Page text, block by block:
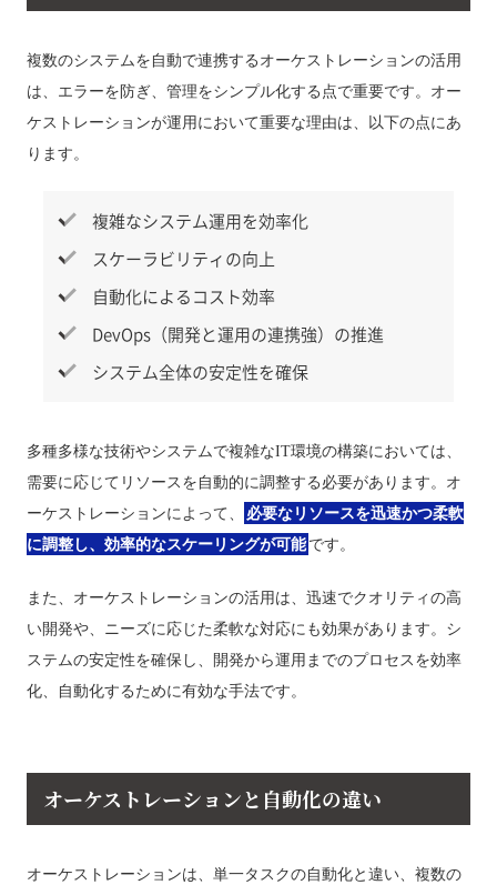
複数のシステムを自動で連携するオーケストレーションの活用
は、エラーを防ぎ、管理をシンプル化する点で重要です。オー
ケストレーションが運用において重要な理由は、以下の点にあ
ります。
複雑なシステム運用を効率化
スケーラビリティの向上
自動化によるコスト効率
DevOps（開発と運用の連携強）の推進
システム全体の安定性を確保
多種多様な技術やシステムで複雑なIT環境の構築においては、
需要に応じてリソースを自動的に調整する必要があります。オ
ーケストレーションによって、
必要なリソースを迅速かつ柔軟
に調整し、効率的なスケーリングが可能です。
また、オーケストレーションの活用は、迅速でクオリティの高
い開発や、ニーズに応じた柔軟な対応にも効果があります。シ
ステムの安定性を確保し、開発から運用までのプロセスを効率
化、自動化するために有効な手法です。
オーケストレーションと自動化の違い
オーケストレーションは、単一タスクの自動化と違い、複数の